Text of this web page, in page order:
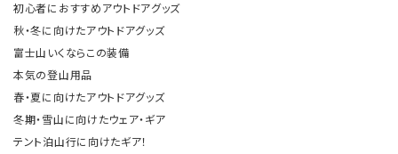
初心者におすすめアウトドアグッズ
秋・冬に向けたアウトドアグッズ
富士山いくならこの装備
本気の登山用品
春・夏に向けたアウトドアグッズ
冬期・雪山に向けたウェア・ギア
テント泊山行に向けたギア！